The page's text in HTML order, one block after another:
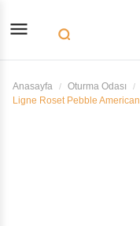
menu search
Anasayfa Oturma Odası
Ligne Roset Pebble